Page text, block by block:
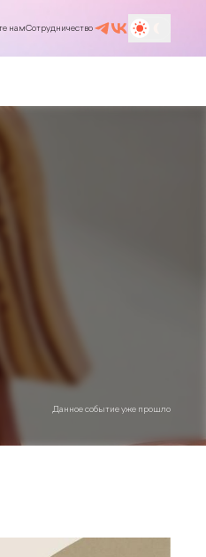
намСотрудничество
Данное событие уже прошло